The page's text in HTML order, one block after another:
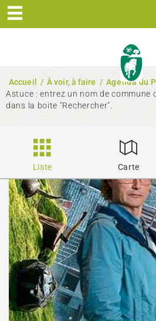
Accueil / À voir, à faire / Agenda du
Astuce : entrez un nom de commune
dans la boite "Rechercher".
Liste Carte